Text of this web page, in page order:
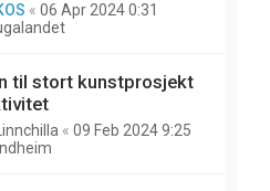
« 06 Apr 2024 0:31
til stort kunstprosjekt
Linnchilla « 09 Feb 2024 9:25